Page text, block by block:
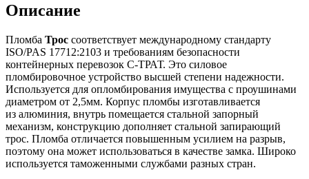
Описание
Пломба Трос соответствует международному стандарту
ISO/PAS 17712:2103 и требованиям безопасности
контейнерных перевозок С-ТРАТ. Это силовое
пломбировочное устройство высшей степени надежности.
Используется для опломбирования имущества с проушинами
диаметром от 2,5мм. Корпус пломбы изготавливается
из алюминия, внутрь помещается стальной запорный
механизм, конструкцию дополняет стальной запирающий
трос. Пломба отличается повышенным усилием на разрыв,
поэтому она может использоваться в качестве замка. Широко
используется таможенными службами разных стран.